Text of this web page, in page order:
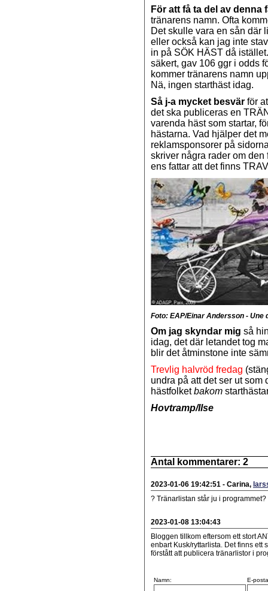
För att få ta del av denna
tränarens namn. Ofta
Det skulle vara en sån där
eller också kan jag inte
in på SÖK HÄST då
säkert, gav 106 ggr i odds
kommer tränarens namn
Nä, ingen starthäst idag.
Så j-a mycket besvär för
det ska publiceras en
varenda häst som startar,
hästarna. Vad hjälper det
reklamsponsorer på
skriver några rader om
ens fattar att det finns
Foto: EAP/Einar Andersson - Une
Om jag skyndar mig så
idag, det där letandet tog
blir det åtminstone inte
Trevlig halvröd fredag
undra på att det ser ut
hästfolketbakom
Hovtramp/Ilse
Antal kommentarer: 2
2023-01-06 19:42:51 - Carina,
? Tränarlistan står ju i programmet?
2023-01-08 13:04:43
Bloggen tillkom eftersom ett stort
enbart Kusk/ryttarlista. Det finns ett
förstått att publicera tränarlistor i
Namn: E-